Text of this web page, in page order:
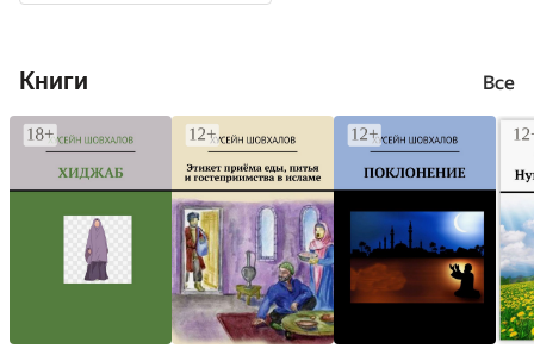
Книги Все